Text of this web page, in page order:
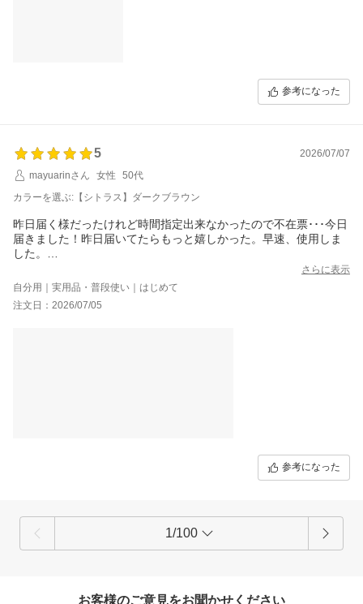
参考になった
5
2026/07/07
mayuarinさん
女性
50代
カラーを選ぶ:【シトラス】ダークブラウン
昨日届く様だったけれど時間指定出来なかったので不在票･･･今日
届きました！昨日届いてたらもっと嬉しかった。早速、使用しま
した。
使用した感想は、とても良い!!泡立たないとのことでシャンプーを
した気がするのか(?)という不安が一気に無くなった。
シトラスにしたのですが良い香りです！
しっかりと髪をお湯で洗って、軽くタオルドライしたの後にロン
染まり具合を確認したくてすぐドライヤーをしましたが、そもそ
も茶色い髪なのですが、全体的に落ち着いた色になっていて白髪
明日、明後日はもっと染まるかと思うと嬉しい！
美容院で高いお金払っているのに、染まりが悪いのですが、こち
らは満足！
さらに表示
自分用｜実用品・普段使い｜はじめて
注文日：2026/07/05
参考になった
1/100
お客様のご意見をお聞かせください